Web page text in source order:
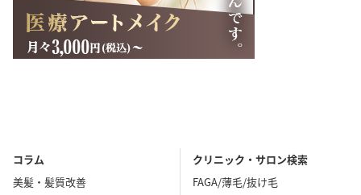
コラム
美髪・髪質改善
クリニック・サロン検索
FAGA/薄毛/抜け毛